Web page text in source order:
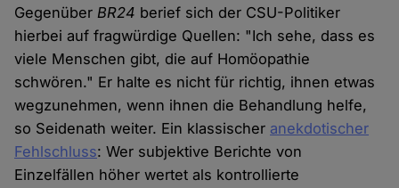
GegenüberBR24 berief sich der CSU-Politiker
hierbei auf fragwürdige Quellen: "Ich sehe, dass es
viele Menschen gibt, die auf Homöopathie
schwören." Er halte es nicht für richtig, ihnen etwas
wegzunehmen, wenn ihnen die Behandlung helfe,
so Seidenath weiter. Ein klassischer anekdotischer
Fehlschluss: Wer subjektive Berichte von
Einzelfällen höher wertet als kontrollierte